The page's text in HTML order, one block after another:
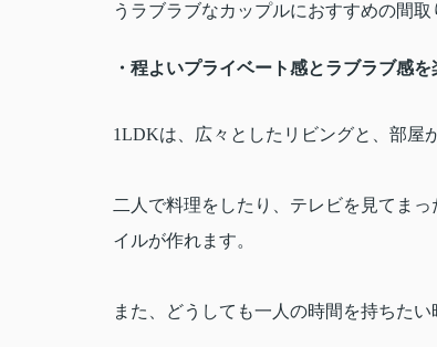
うラブラブなカップルにおすすめの間取
・程よいプライベート感とラブラブ感を
1LDKは、広々としたリビングと、部屋
二人で料理をしたり、テレビを見てま
イルが作れます。
また、どうしても一人の時間を持ちた